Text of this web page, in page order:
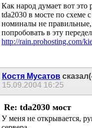
Как народ думает вот это
tda2030 в мосте по схеме
номиналы не правильные,
попробовать в эту
http://rain.prohosting.com/
Костя Мусатов
15.09.2004 16:25
Re: tda2030 мост
У меня не открывается,